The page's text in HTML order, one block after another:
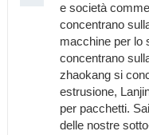
e società
concentrano
macchine per lo
concentrano
zhaokang si
estrusione,
per pacchetti.
delle nostre